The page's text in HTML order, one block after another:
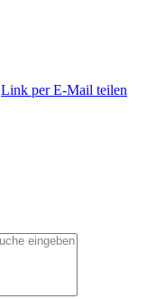
Link per E-Mail teilen